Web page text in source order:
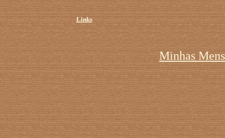
Links
Minhas